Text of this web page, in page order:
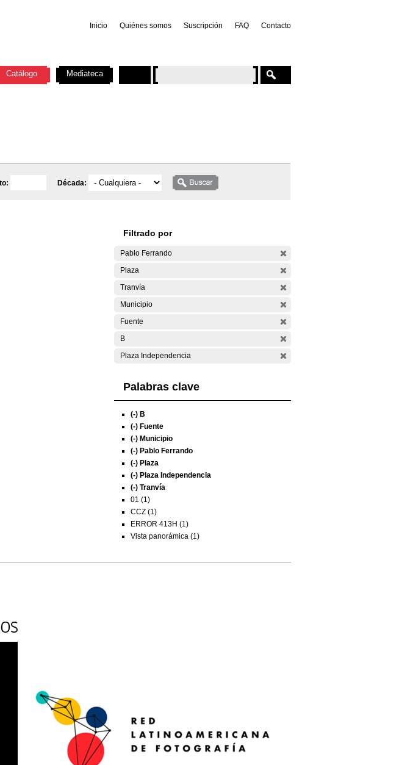
Inicio Quiénes somos Suscripción FAQ Contacto
Década:
Filtrado por
Pablo Ferrando
Plaza
Tranvía
Municipio
Fuente
B
Plaza Independencia
Palabras clave
(-) B
(-) Fuente
(-) Municipio
(-) Pablo Ferrando
(-) Plaza
(-) Plaza Independencia
(-) Tranvía
01 (1)
CCZ (1)
ERROR 413H (1)
Vista panorámica (1)
Catálogo Mediateca